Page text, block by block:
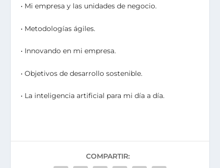
• Mi empresa y las unidades de negocio.
• Metodologías ágiles.
• Innovando en mi empresa.
• Objetivos de desarrollo sostenible.
• La inteligencia artificial para mi día a día.
COMPARTIR: